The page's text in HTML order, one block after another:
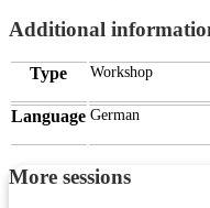
Additional
Type Workshop
Language German
More sessions